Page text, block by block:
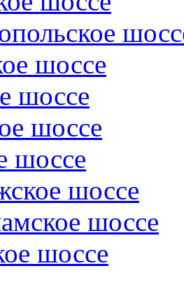
шоссе
шоссе
шоссе
шоссе
шоссе
шоссе
шоссе